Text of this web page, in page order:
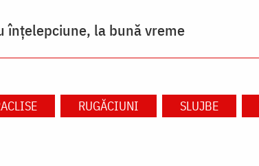
înțelepciune, la bună vreme
RUGĂCIUNI SLUJBE